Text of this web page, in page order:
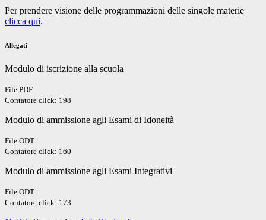
Per prendere visione delle programmazioni delle singole materie
clicca qui.
Allegati
Modulo di iscrizione alla scuola
File PDF
Contatore click: 198
Modulo di ammissione agli Esami di Idoneità
File ODT
Contatore click: 160
Modulo di ammissione agli Esami Integrativi
File ODT
Contatore click: 173